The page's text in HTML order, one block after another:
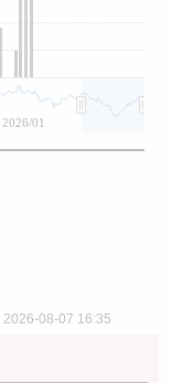
2026/01
2026-08-07 16:35